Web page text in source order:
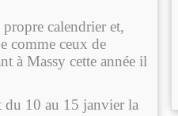
calendrier et,
comme ceux de
à Massy cette année il
du 10 au 15 janvier la